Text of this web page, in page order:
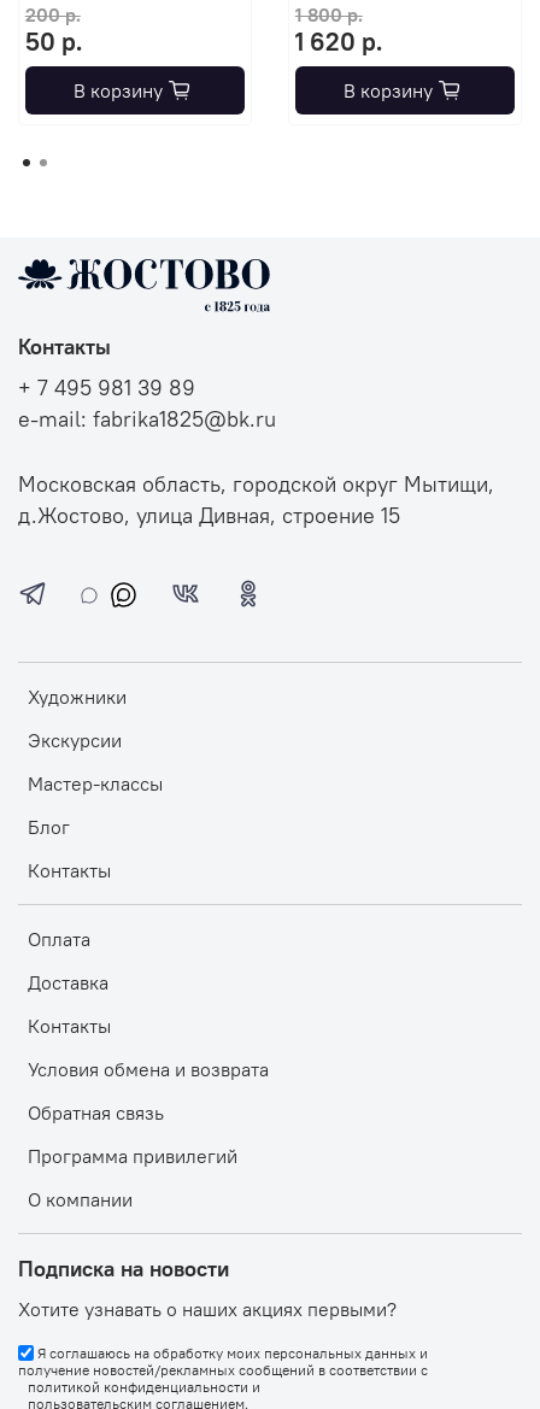
200 р.
50 р.
В корзину
1 800 р.
1 620 р.
В корзину
Художники
Экскурсии
Мастер-классы
Блог
Контакты
Оплата
Доставка
Контакты
Условия обмена и возврата
Обратная связь
Программа привилегий
О компании
Подписка на новости
Хотите узнавать о наших акциях первыми?
Я соглашаюсь на обработку моих персональных данных и
получение новостей/рекламных сообщений в соответствии с
политикой конфиденциальности и
пользовательским соглашением.
Контакты
+ 7 495 981 39 89
e-mail: fabrika1825@bk.ru
Московская область, городской округ Мытищи,
д.Жостово, улица Дивная, строение 15